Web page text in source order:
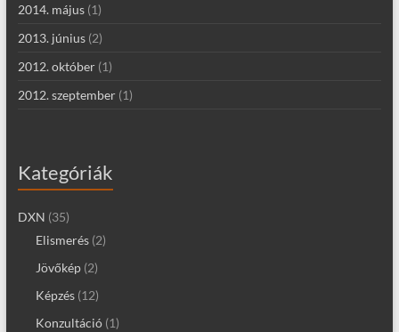
2014. május(1)
2013. június(2)
2012. október(1)
2012. szeptember(1)
Kategóriák
DXN (35)
Elismerés(2)
Jövőkép(2)
Képzés(12)
Konzultáció(1)